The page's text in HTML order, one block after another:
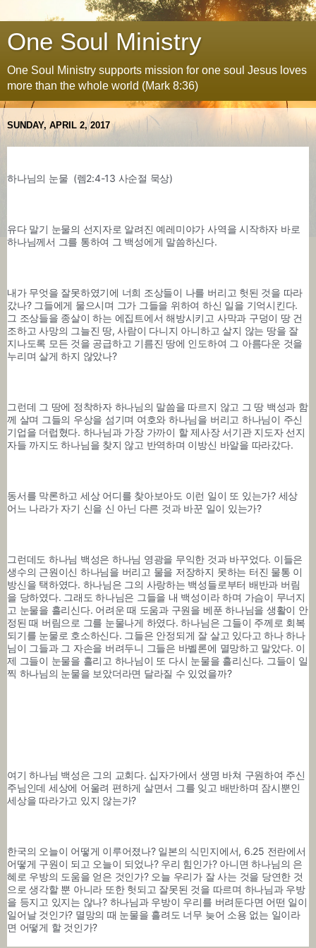
One Soul Ministry
One Soul Ministry supports mission for one soul Jesus loves
more than the whole world (Mark 8:36)
SUNDAY, APRIL 2, 2017
하나님의 눈물  (렘2:4-13 사순절 묵상)
유다 말기 눈물의 선지자로 알려진 예레미야가 사역을 시작하자 바로
하나님께서 그를 통하여 그 백성에게 말씀하신다.
내가 무엇을 잘못하였기에 너희 조상들이 나를 버리고 헛된 것을 따라
갔나? 그들에게 물으시며 그가 그들을 위하여 하신 일을 기억시킨다.
그 조상들을 종살이 하는 에집트에서 해방시키고 사막과 구덩이 땅 건
조하고 사망의 그늘진 땅, 사람이 다니지 아니하고 살지 않는 땅을 잘
지나도록 모든 것을 공급하고 기름진 땅에 인도하여 그 아름다운 것을
누리며 살게 하지 않았나?
그런데 그 땅에 정착하자 하나님의 말씀을 따르지 않고 그 땅 백성과 함
께 살며 그들의 우상을 섬기며 여호와 하나님을 버리고 하나님이 주신
기업을 더럽혔다. 하나님과 가장 가까이 할 제사장 서기관 지도자 선지
자들 까지도 하나님을 찾지 않고 반역하며 이방신 바알을 따라갔다.
동서를 막론하고 세상 어디를 찾아보아도 이런 일이 또 있는가? 세상
어느 나라가 자기 신을 신 아닌 다른 것과 바꾼 일이 있는가?
그런데도 하나님 백성은 하나님 영광을 무익한 것과 바꾸었다. 이들은
생수의 근원이신 하나님을 버리고 물을 저장하지 못하는 터진 물통 이
방신을 택하였다. 하나님은 그의 사랑하는 백성들로부터 배반과 버림
을 당하였다. 그래도 하나님은 그들을 내 백성이라 하며 가슴이 무너지
고 눈물을 흘리신다. 어려운 때 도움과 구원을 베푼 하나님을 생활이 안
정된 때 버림으로 그를 눈물나게 하였다. 하나님은 그들이 주께로 회복
되기를 눈물로 호소하신다. 그들은 안정되게 잘 살고 있다고 하나 하나
님이 그들과 그 자손을 버려두니 그들은 바벨론에 멸망하고 말았다. 이
제 그들이 눈물을 흘리고 하나님이 또 다시 눈물을 흘리신다. 그들이 일
찍 하나님의 눈물을 보았더라면 달라질 수 있었을까?
여기 하나님 백성은 그의 교회다. 십자가에서 생명 바쳐 구원하여 주신
주님인데 세상에 어울려 편하게 살면서 그를 잊고 배반하며 잠시뿐인
세상을 따라가고 있지 않는가?
한국의 오늘이 어떻게 이루어졌나? 일본의 식민지에서, 6.25 전란에서
어떻게 구원이 되고 오늘이 되었나? 우리 힘인가? 아니면 하나님의 은
혜로 우방의 도움을 얻은 것인가? 오늘 우리가 잘 사는 것을 당연한 것
으로 생각할 뿐 아니라 또한 헛되고 잘못된 것을 따르며 하나님과 우방
을 등지고 있지는 않나? 하나님과 우방이 우리를 버려둔다면 어떤 일이
일어날 것인가? 멸망의 때 눈물을 흘려도 너무 늦어 소용 없는 일이라
면 어떻게 할 것인가?